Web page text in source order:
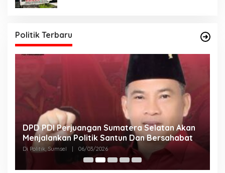
Politik Terbaru
DPD PDI Perjuangan Sumatera Selatan Akan
Menjalankan Politik Santun Dan Bersahabat
Di Politik, Sumsel 06/03/2026